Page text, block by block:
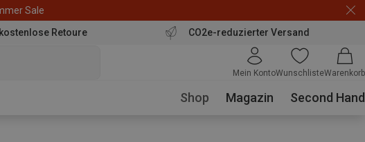
Sale
Retoure CO2e-reduzierter Versand
Mein KontoWunschlisteWarenkorb
Shop Magazin Second Hand